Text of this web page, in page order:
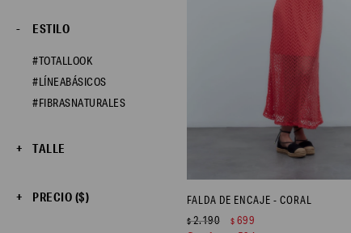
FALDA DE ENCAJE - CORAL
$2.190 $ 699
TALLE
PRECIO ($)
ESTILO
#TOTALLOOK
#LÍNEABÁSICOS
#FIBRASNATURALES